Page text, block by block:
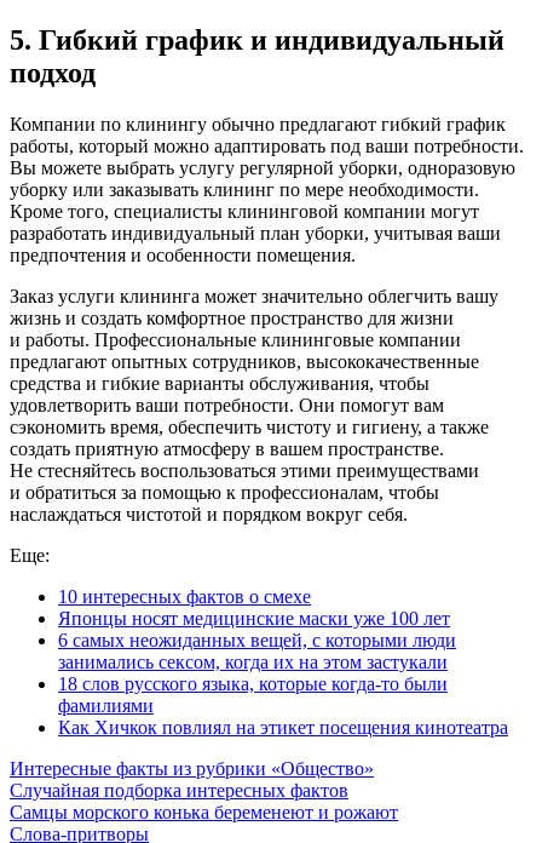
5. Гибкий график и индивидуальный
подход
Компании по клинингу обычно предлагают гибкий график
работы, который можно адаптировать под ваши потребности.
Вы можете выбрать услугу регулярной уборки, одноразовую
уборку или заказывать клининг по мере необходимости.
Кроме того, специалисты клининговой компании могут
разработать индивидуальный план уборки, учитывая ваши
предпочтения и особенности помещения.
Заказ услуги клининга может значительно облегчить вашу
жизнь и создать комфортное пространство для жизни
и работы. Профессиональные клининговые компании
предлагают опытных сотрудников, высококачественные
средства и гибкие варианты обслуживания, чтобы
удовлетворить ваши потребности. Они помогут вам
сэкономить время, обеспечить чистоту и гигиену, а также
создать приятную атмосферу в вашем пространстве.
Не стесняйтесь воспользоваться этими преимуществами
и обратиться за помощью к профессионалам, чтобы
наслаждаться чистотой и порядком вокруг себя.
Еще:
10 интересных фактов о смехе
Японцы носят медицинские маски уже 100 лет
6 самых неожиданных вещей, с которыми люди
занимались сексом, когда их на этом застукали
18 слов русского языка, которые когда-то были
фамилиями
Как Хичкок повлиял на этикет посещения кинотеатра
Интересные факты из рубрики «Общество»
Случайная подборка интересных фактов
Самцы морского конька беременеют и рожают
Слова-притворы